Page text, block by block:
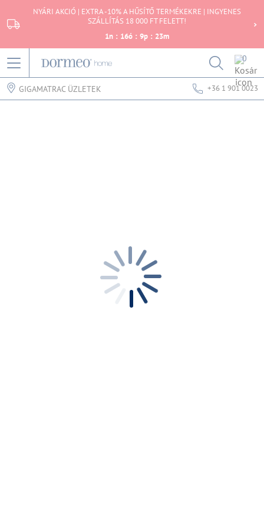
NYÁRI AKCIÓ | EXTRA -10% A HŰSÍTŐ TERMÉKEKRE | INGYENES
SZÁLLÍTÁS 18 000 FT FELETT!
1n : 16ó : 9p : 23m
0
GIGAMATRAC ÜZLETEK +36 1 901 0023